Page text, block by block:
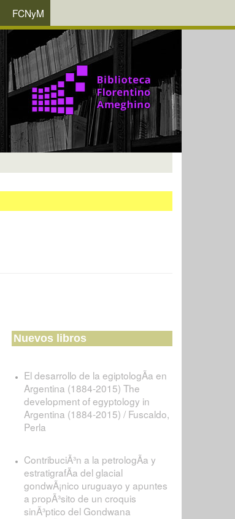
FCNyM
Nuevos libros
El desarrollo de la egiptologÃ­a en
Argentina (1884-2015) The
development of egyptology in
Argentina (1884-2015) / Fuscaldo,
Perla
ContribuciÃ³n a la petrologÃ­a y
estratigrafÃ­a del glacial
gondwÃ¡nico uruguayo y apuntes
a propÃ³sito de un croquis
sinÃ³ptico del Gondwana